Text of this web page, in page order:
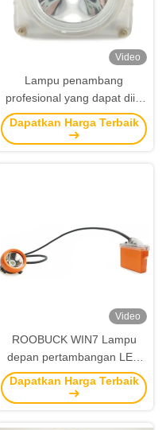
Video
Lampu penambang
profesional yang dapat diisi
ulang 18000 LUX IP67
Waterproof Hard Hat Light
Dapatkan Harga Terbaik
Video
ROOBUCK WIN7 Lampu
depan pertambangan LED
super terang dengan
kecerahan 15000 Lux, waktu
tahan air & bukti dampak
Dapatkan Harga Terbaik